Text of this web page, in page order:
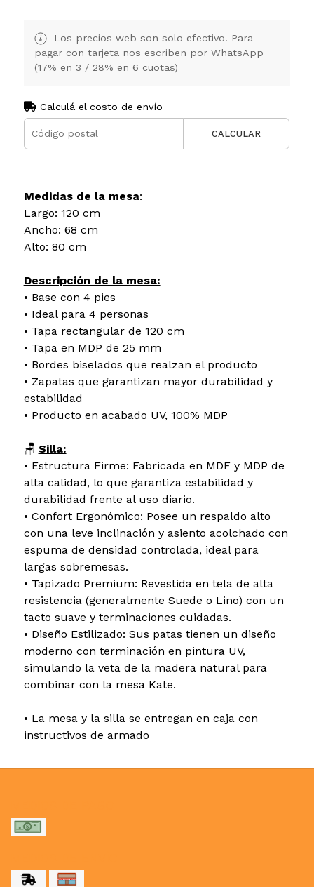
Los precios web son solo efectivo. Para
pagar con tarjeta nos escriben por WhatsApp
(17% en 3 / 28% en 6 cuotas)
Calculá el costo de envío
CALCULAR
Medidas de la mesa:
Largo: 120 cm
Ancho: 68 cm
Alto: 80 cm
Descripción de la mesa:
• Base con 4 pies
• Ideal para 4 personas
• Tapa rectangular de 120 cm
• Tapa en MDP de 25 mm
• Bordes biselados que realzan el producto
• Zapatas que garantizan mayor durabilidad y
estabilidad
• Producto en acabado UV, 100% MDP
🪑 Silla:
• Estructura Firme: Fabricada en MDF y MDP de
alta calidad, lo que garantiza estabilidad y
durabilidad frente al uso diario.
• Confort Ergonómico: Posee un respaldo alto
con una leve inclinación y asiento acolchado con
espuma de densidad controlada, ideal para
largas sobremesas.
• Tapizado Premium: Revestida en tela de alta
resistencia (generalmente Suede o Lino) con un
tacto suave y terminaciones cuidadas.
• Diseño Estilizado: Sus patas tienen un diseño
moderno con terminación en pintura UV,
simulando la veta de la madera natural para
combinar con la mesa Kate.
• La mesa y la silla se entregan en caja con
instructivos de armado